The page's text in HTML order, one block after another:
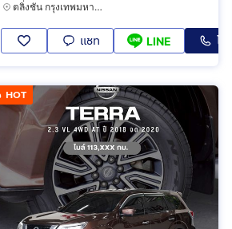
ตลิ่งชัน กรุงเทพมหานคร
แชท LINE โทร
HOT